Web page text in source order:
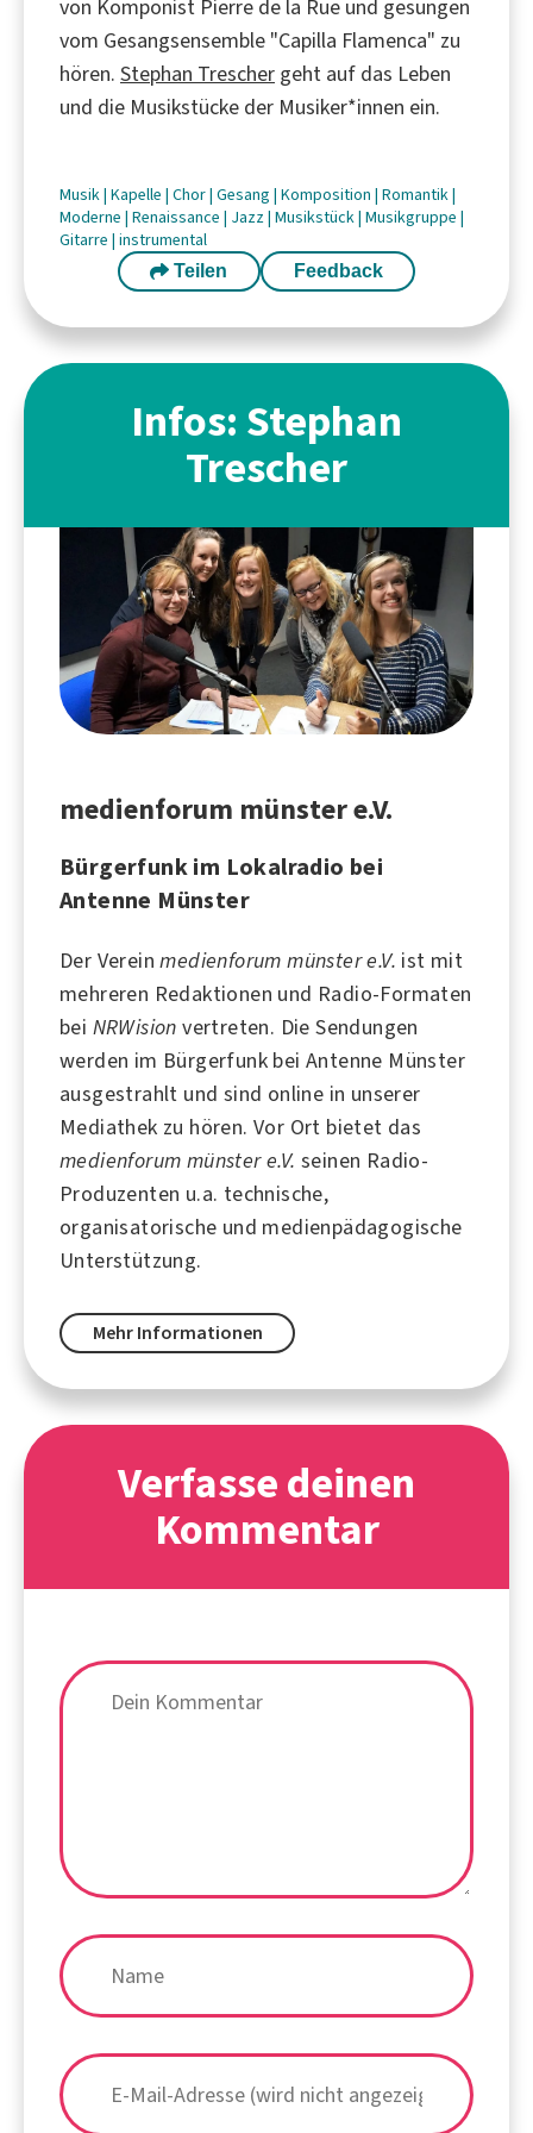
von Komponist Pierre de la Rue und gesungen
vom Gesangsensemble "Capilla Flamenca" zu
hören. Stephan Trescher geht auf das Leben
und die Musikstücke der Musiker*innen ein.
Musik| Kapelle | Chor| Gesang | Komposition | Romantik|
Moderne | Renaissance | Jazz| Musikstück| Musikgruppe |
Gitarre | instrumental
Teilen Feedback
Infos: Stephan
Trescher
medienforum münster e.V.
Bürgerfunk im Lokalradio bei
Antenne Münster
Der Vereinmedienforum münster e.V. ist mit
mehreren Redaktionen und Radio-Formaten
bei NRWision vertreten. Die Sendungen
werden im Bürgerfunk bei Antenne Münster
ausgestrahlt und sind online in unserer
Mediathek zu hören. Vor Ort bietet das
medienforum münster e.V. seinen Radio-
Produzenten u.a. technische,
organisatorische und medienpädagogische
Unterstützung.
Mehr Informationen
Verfasse deinen
Kommentar